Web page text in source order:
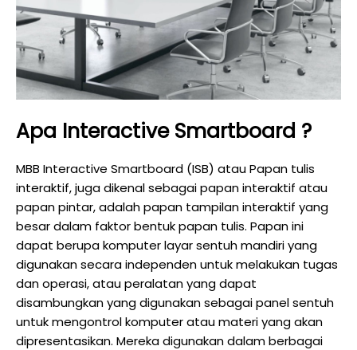
Apa Interactive Smartboard ?
MBB Interactive Smartboard (ISB) atau Papan tulis
interaktif, juga dikenal sebagai papan interaktif atau
papan pintar, adalah papan tampilan interaktif yang
besar dalam faktor bentuk papan tulis. Papan ini
dapat berupa komputer layar sentuh mandiri yang
digunakan secara independen untuk melakukan tugas
dan operasi, atau peralatan yang dapat
disambungkan yang digunakan sebagai panel sentuh
untuk mengontrol komputer atau materi yang akan
dipresentasikan. Mereka digunakan dalam berbagai